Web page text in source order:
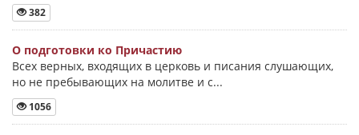
382
О подготовки ко Причастию
Всех верных, входящих в церковь и писания слушающих,
но не пребывающих на молитве и с...
1056